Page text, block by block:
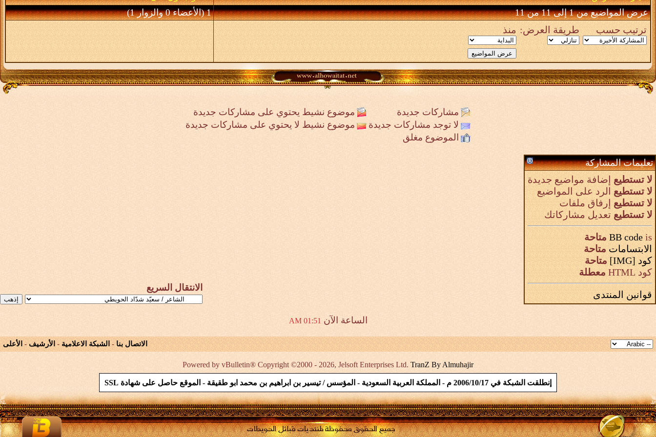
عرض المواضيع من 1 إلى 11 من 11
1 (الأعضاء 0 والزوار 1)
ترتيب حسب طريقة العرض: منذ
مشاركات جديدة
موضوع نشيط يحتوي على مشاركات جديدة
لا توجد مشاركات جديدة
موضوع نشيط لا يحتوي على مشاركات جديدة
الموضوع مغلق
تعليمات المشاركة
لا تستطيع إضافة مواضيع جديدة
لا تستطيع الرد على المواضيع
لا تستطيع إرفاق ملفات
لا تستطيع تعديل مشاركاتك
BB code is
متاحة
الابتسامات متاحة
كود [IMG]
متاحة
كود HTML
معطلة
قوانين المنتدى
الانتقال السريع
الساعة الآن 01:51 AM
الاتصال بنا - الشبكة الاعلامية - الأرشيف - الأعلى
Powered by vBulletin® Copyright ©2000 - 2026, Jelsoft Enterprises Ltd. TranZ By Almuhajir
إنطلقت الشبكة في 2006/10/17 م - المملكة العربية السعودية - المؤسس / تيسير بن ابراهيم بن محمد ابو طقيقة - الموقع حاصل على شهادة SSL